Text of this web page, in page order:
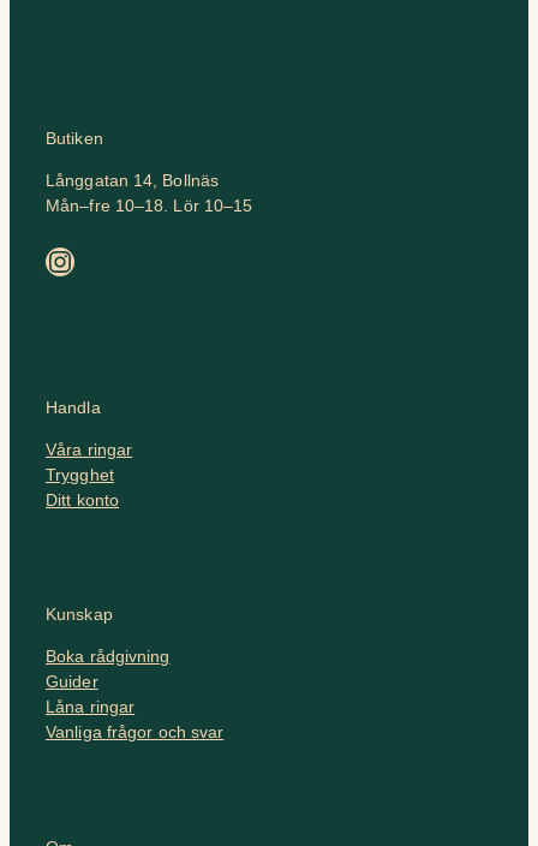
Butiken
Långgatan 14, Bollnäs
Mån–fre 10–18. Lör 10–15
Instagram
Handla
Våra ringar
Trygghet
Ditt konto
Kunskap
Boka rådgivning
Guider
Låna ringar
Vanliga frågor och svar